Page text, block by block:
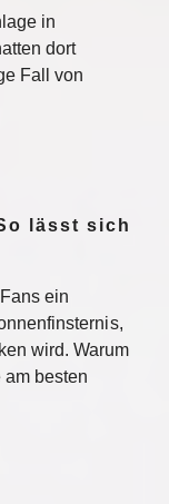
in
dort
Fall von
lässt sich
ein
wird. Warum
besten